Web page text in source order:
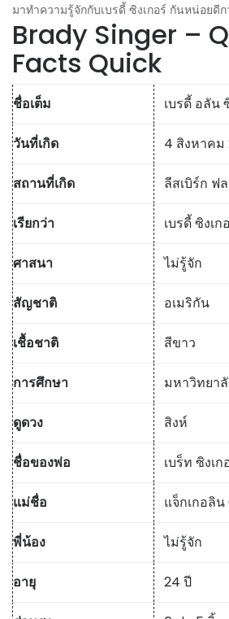
มาทำความรู้จักกับเบรดี้ ซิงเกอร์ กันหน่อยดี
Brady Singer –
Facts Quick
ชื่อเต็ม เบรดี้ อลัน
วันที่เกิด 4 สิงหาคม
สถานที่เกิด ลีสเบิร์ก ฟ
เรียกว่า เบรดี้ ซิงเก
ศาสนา ไม่รู้จัก
สัญชาติ อเมริกัน
เชื้อชาติ สีขาว
การศึกษา มหาวิทยา
ดูดวง สิงห์
ชื่อของพ่อ เบร็ท ซิงเก
แม่ชื่อ แจ็กเกอลิน
พี่น้อง ไม่รู้จัก
อายุ 24 ปี